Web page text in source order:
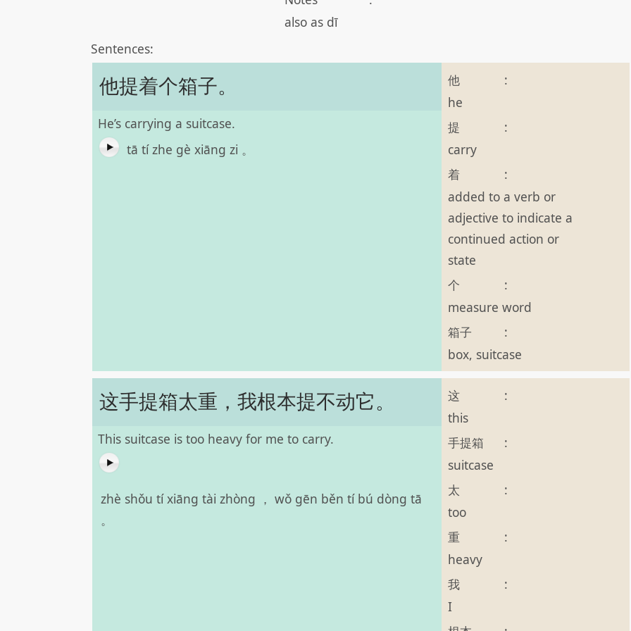
also as dī
Sentences:
他提着个箱子。
He’s carrying a suitcase.
tā tí zhe gè xiāng zi 。
他
:
he
提
:
carry
着
:
added to a verb or
adjective to indicate a
continued action or
state
个
:
measure word
箱子
:
box, suitcase
这手提箱太重，我根本提不动它。
This suitcase is too heavy for me to carry.
zhè shǒu tí xiāng tài zhòng ， wǒ gēn běn tí bú dòng tā
。
这
:
this
手提箱
:
suitcase
太
:
too
重
:
heavy
我
:
I